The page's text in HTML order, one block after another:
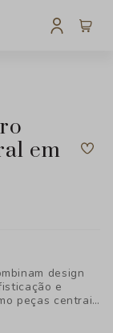
em
design
e
peças centrais
se pelo